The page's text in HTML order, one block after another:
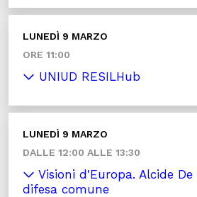
LUNEDÌ 9 MARZO
ORE 11:00
UNIUD RESILHub
LUNEDÌ 9 MARZO
DALLE 12:00 ALLE 13:30
Visioni d'Europa. Alcide De
difesa comune